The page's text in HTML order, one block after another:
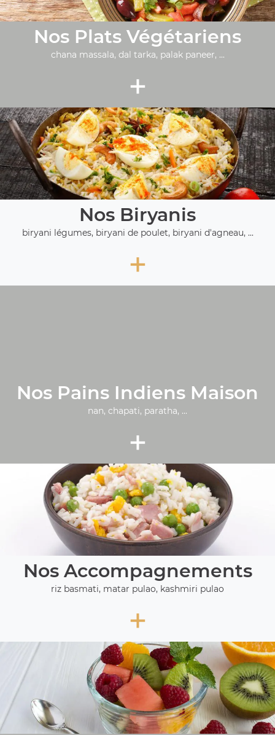
Nos Plats Végétariens
chana massala, dal tarka, palak paneer, ...
+
Nos Biryanis
biryani légumes, biryani de poulet, biryani d'agneau, ...
+
Nos Pains Indiens Maison
nan, chapati, paratha, ...
+
Nos Accompagnements
riz basmati, matar pulao, kashmiri pulao
+